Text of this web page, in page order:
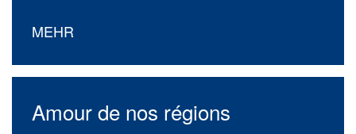
MEHR
Amour de nos régions